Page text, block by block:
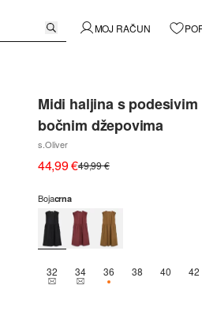
MOJ RAČUN
Midi haljina s
bočnim džepovima
s.Oliver
44,99 €49,99 €
Bojacrna
32THIS SIZE IS CURRENTLY OUT OF
34THIS SIZE IS CURRENTLY
36DOSTUPNO SAMO 2
38 40 42